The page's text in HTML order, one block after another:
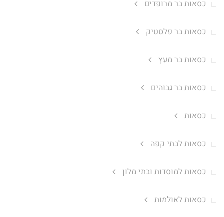
כסאות בר מרופדים
כסאות בר פלסטיק
כסאות בר מעץ
כסאות בר גבוהים
כסאות
כסאות לבתי קפה
כסאות למוסדות ובתי מלון
כסאות לאולמות